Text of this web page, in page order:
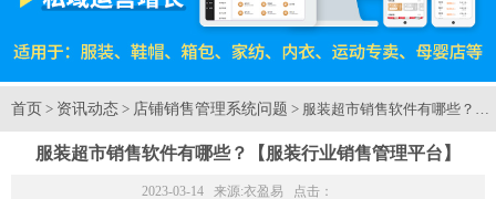
首页 > 资讯动态 > 店铺销售管理系统问题 > 服装超市销售软件有哪些？
服装超市销售软件有哪些？【服装行业销售管理平台】
2023-03-14 来源:衣盈易 点击：